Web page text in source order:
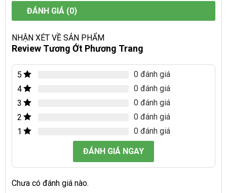
ĐÁNH GIÁ (0)
NHẬN XÉT VỀ SẢN PHẨM
Review Tương Ớt Phương Trang
5
0 đánh giá
4
0 đánh giá
3
0 đánh giá
2
0 đánh giá
1
0 đánh giá
ĐÁNH GIÁ NGAY
Chưa có đánh giá nào.